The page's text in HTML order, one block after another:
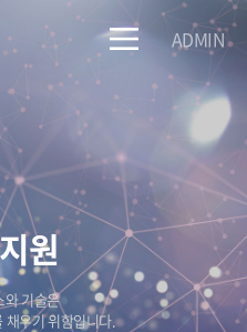
ADMIN
원
와 기술은
우기 위함입니다.